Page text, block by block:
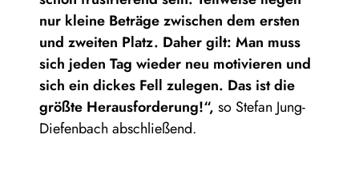
nur kleine Beträge zwischen dem ersten
und zweiten Platz. Daher gilt: Man muss
sich jeden Tag wieder neu motivieren und
sich ein dickes Fell zulegen. Das ist die
größte Herausforderung!“, so Stefan Jung-
Diefenbach abschließend.